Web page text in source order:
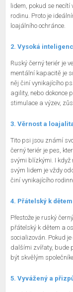
lidem, pokud se
rodinu. Proto je
loajálního ochránce.
2. Vysoká
Ruský černý teriér je
mentální kapacitě je
něj činí vynikajícího
agility, nebo dokonce
stimulace a výzev,
3. Věrnost a
Tito psi jsou známí
černý teriér je pes,
svými blízkými. I když
svým lidem je vždy
činí vynikajícího
4. Přátelský k
Přestože je ruský
přátelský k dětem a
socializován. Pokud
dalšími zvířaty, bude
být skvělým
5. Vyvážený a